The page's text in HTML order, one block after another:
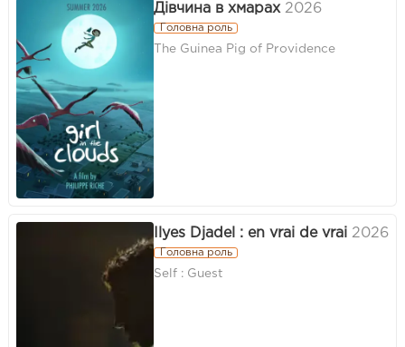
Дівчина в хмарах 2026
Головна роль
The Guinea Pig of Providence
Ilyes Djadel : en vrai de vrai 2026
Головна роль
Self : Guest